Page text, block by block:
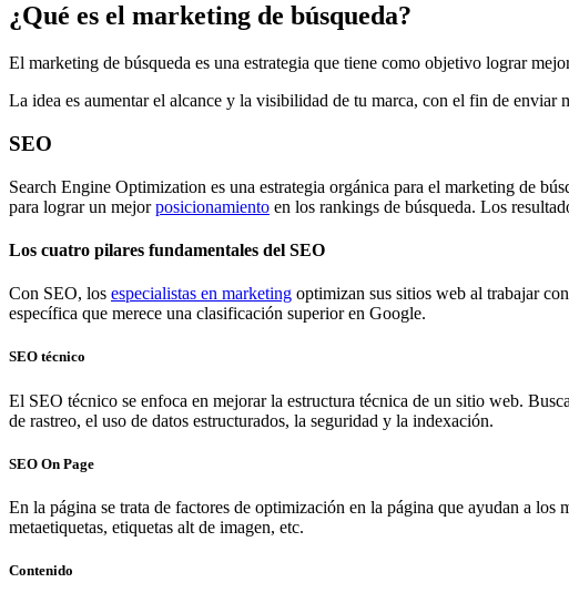
¿Qué es el marketing de búsqueda?
El marketing de búsqueda es una estrategia que tiene como objetivo lograr
La idea es aumentar el alcance y la visibilidad de tu marca, con el fin de
SEO
Search Engine Optimization es una estrategia orgánica para el marketing de
para lograr un mejorposicionamiento en los rankings de búsqueda. Los
Los cuatro pilares fundamentales del SEO
Con SEO, los especialistas en marketing optimizan sus sitios web al trabajar
específica que merece una clasificación superior en Google.
SEO técnico
El SEO técnico se enfoca en mejorar la estructura técnica de un sitio web.
de rastreo, el uso de datos estructurados, la seguridad y la indexación.
SEO On Page
En la página se trata de factores de optimización en la página que ayudan a
metaetiquetas, etiquetas alt de imagen, etc.
Contenido